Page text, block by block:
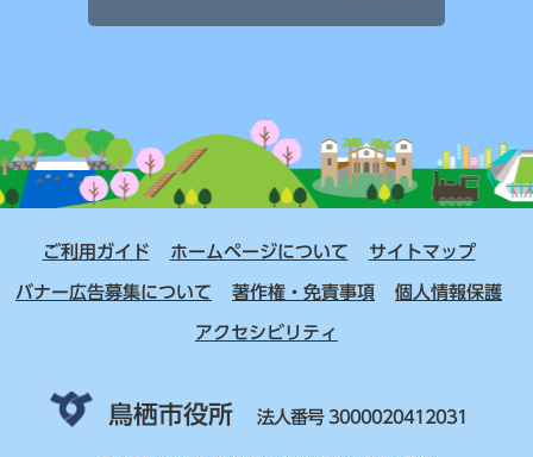
ご利用ガイド ホームページについて サイトマップ
バナー広告募集について 著作権・免責事項 個人情報保護
アクセシビリティ
鳥栖市役所 法人番号 3000020412031